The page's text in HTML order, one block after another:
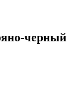
черный